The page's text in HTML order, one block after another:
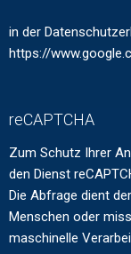
in der
https://
reCAPTCHA
Zum Schutz Ihrer
den Dienst
Die Abfrage dient
Menschen oder
maschinelle